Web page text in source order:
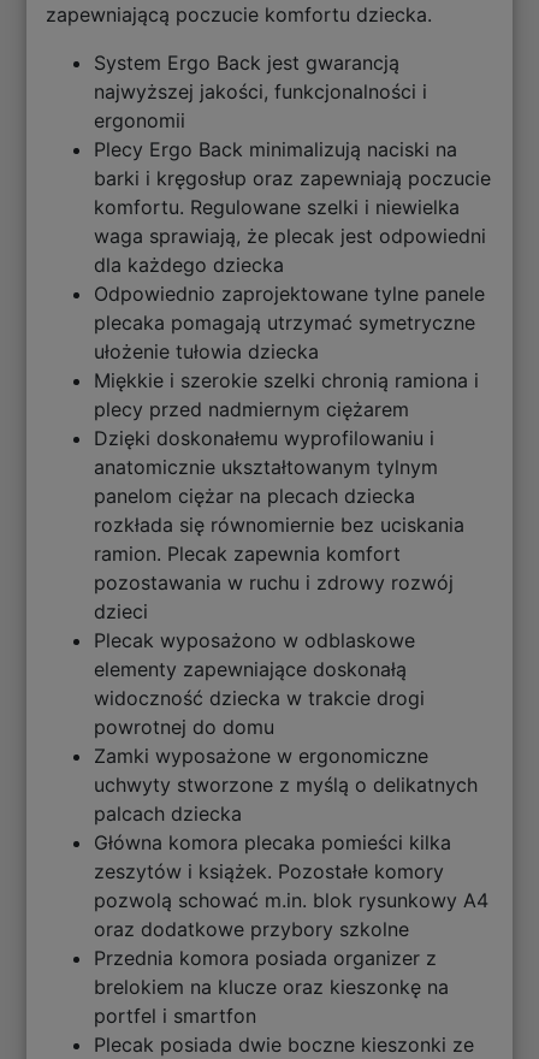
zapewniającą poczucie komfortu dziecka.
System Ergo Back jest gwarancją
najwyższej jakości, funkcjonalności i
ergonomii
Plecy Ergo Back minimalizują naciski na
barki i kręgosłup oraz zapewniają poczucie
komfortu. Regulowane szelki i niewielka
waga sprawiają, że plecak jest odpowiedni
dla każdego dziecka
Odpowiednio zaprojektowane tylne panele
plecaka pomagają utrzymać symetryczne
ułożenie tułowia dziecka
Miękkie i szerokie szelki chronią ramiona i
plecy przed nadmiernym ciężarem
Dzięki doskonałemu wyprofilowaniu i
anatomicznie ukształtowanym tylnym
panelom ciężar na plecach dziecka
rozkłada się równomiernie bez uciskania
ramion. Plecak zapewnia komfort
pozostawania w ruchu i zdrowy rozwój
dzieci
Plecak wyposażono w odblaskowe
elementy zapewniające doskonałą
widoczność dziecka w trakcie drogi
powrotnej do domu
Zamki wyposażone w ergonomiczne
uchwyty stworzone z myślą o delikatnych
palcach dziecka
Główna komora plecaka pomieści kilka
zeszytów i książek. Pozostałe komory
pozwolą schować m.in. blok rysunkowy A4
oraz dodatkowe przybory szkolne
Przednia komora posiada organizer z
brelokiem na klucze oraz kieszonkę na
portfel i smartfon
Plecak posiada dwie boczne kieszonki ze